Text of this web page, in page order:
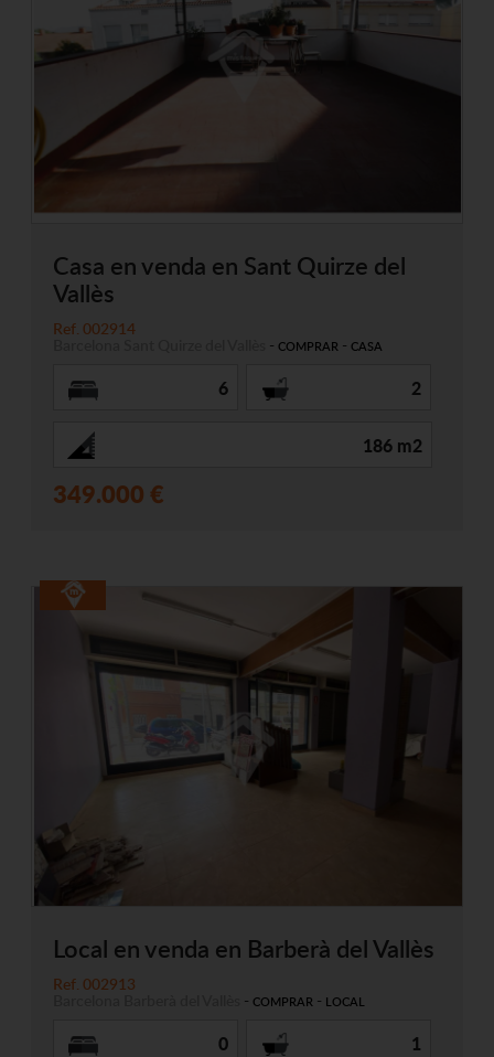
Casa en venda en Sant Quirze del
Vallès
Ref. 002914
- COMPRAR - CASA
6 2
186 m2
349.000 €
Local en venda en Barberà del Vallès
Ref. 002913
- COMPRAR - LOCAL
0 1